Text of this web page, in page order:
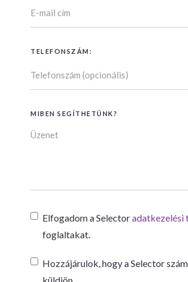
TELEFONSZÁM:
MIBEN SEGÍTHETÜNK?
Elfogadom a Selectoradatkezelési
foglaltakat.
Hozzájárulok, hogy a Selector